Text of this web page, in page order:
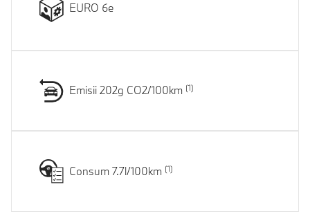
EURO 6e
Emisii 202g CO2/100km
Consum 7.7l/100km